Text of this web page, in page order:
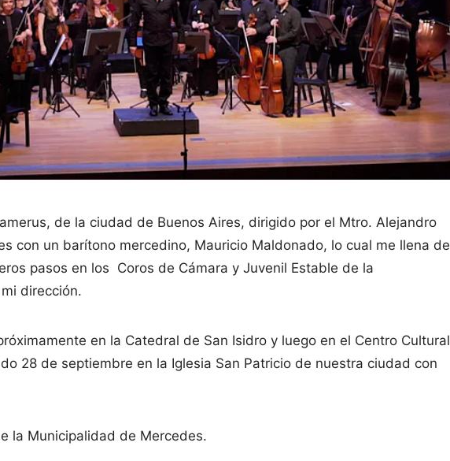
de la ciudad de Buenos Aires, dirigido por el Mtro. Alejandro
con un barítono mercedino, Mauricio Maldonado, lo cual me llena de
pasos en los Coros de Cámara y Juvenil Estable de la
dirección.
en la Catedral de San Isidro y luego en el Centro Cultural
28 de septiembre en la Iglesia San Patricio de nuestra ciudad con
la Municipalidad de Mercedes.